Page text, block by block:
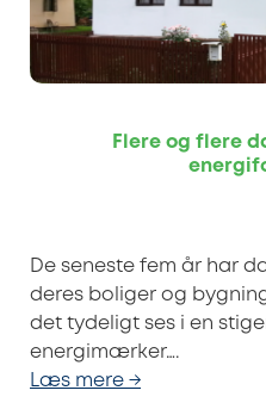
Flere og flere
De seneste fem år har
deres boliger og
det tydeligt ses i en
energimærker….
Læs mere →